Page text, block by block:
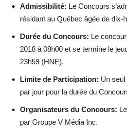
Admissibilité: Le Concours
résidant au Québec âgée de dix-
Durée du Concours: Le
2018 à 08h00 et se termine le
23h59 (HNE).
Limite de Participation: Un seul
par jour pour la durée du
Organisateurs du Concours:
par Groupe V Média Inc.